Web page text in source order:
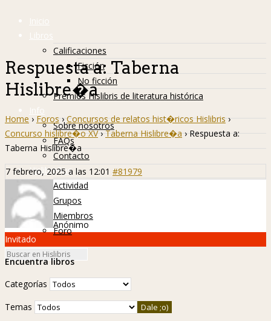
Inicio
Libros
Calificaciones
Ficción
No ficción
Premios Hislibris de literatura histórica
Info
Sobre nosotros
FAQs
Contacto
Hislibreños
Actividad
Grupos
Miembros
Foro
Respuesta a: Taberna
Hislibre�a
Home › Foros › Concursos de relatos hist�ricos Hislibris ›
Concurso hislibre�o XV › Taberna Hislibre�a › Respuesta a:
Taberna Hislibre�a
7 febrero, 2025 a las 12:01 #81979
Anónimo
Invitado
Encuentra libros
Categorías
Temas